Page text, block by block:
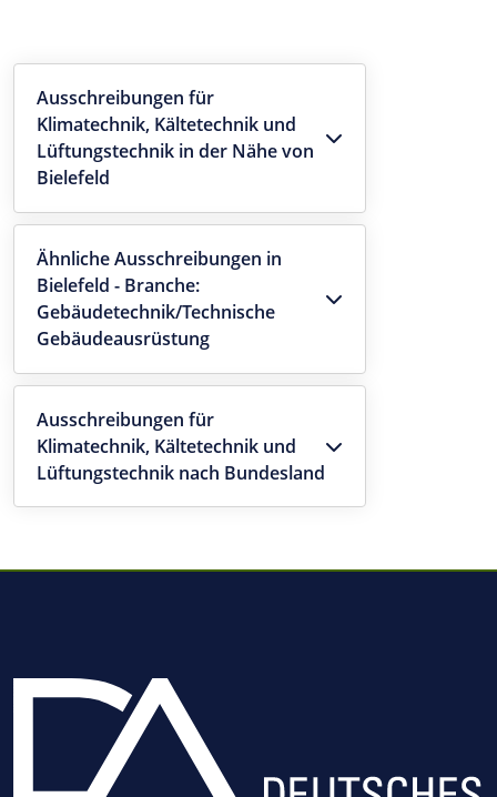
Ausschreibungen für
Klimatechnik, Kältetechnik und
Lüftungstechnik in der Nähe von
Bielefeld
Ähnliche Ausschreibungen in
Bielefeld - Branche:
Gebäudetechnik/Technische
Gebäudeausrüstung
Ausschreibungen für
Klimatechnik, Kältetechnik und
Lüftungstechnik nach Bundesland